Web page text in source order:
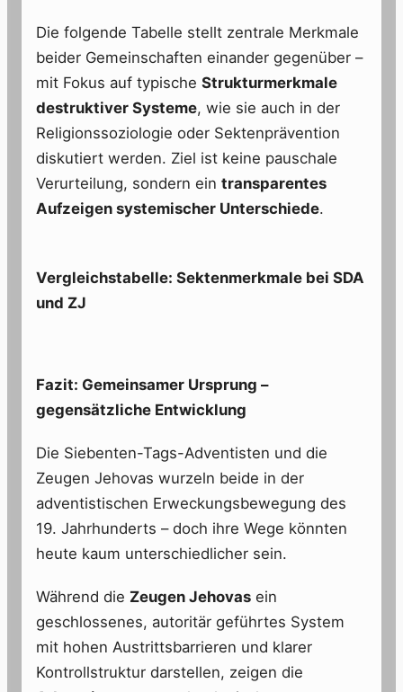
Die folgende Tabelle stellt zentrale Merkmale
beider Gemeinschaften einander gegenüber –
mit Fokus auf typische Strukturmerkmale
destruktiver Systeme, wie sie auch in der
Religionssoziologie oder Sektenprävention
diskutiert werden. Ziel ist keine pauschale
Verurteilung, sondern ein transparentes
Aufzeigen systemischer Unterschiede.
Vergleichstabelle: Sektenmerkmale bei SDA
und ZJ
Fazit: Gemeinsamer Ursprung –
gegensätzliche Entwicklung
Die Siebenten-Tags-Adventisten und die
Zeugen Jehovas wurzeln beide in der
adventistischen Erweckungsbewegung des
19. Jahrhunderts – doch ihre Wege könnten
heute kaum unterschiedlicher sein.
Während die Zeugen Jehovas ein
geschlossenes, autoritär geführtes System
mit hohen Austrittsbarrieren und klarer
Kontrollstruktur darstellen, zeigen die